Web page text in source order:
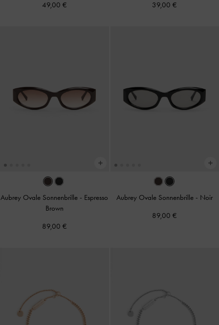
49,00 € 39,00 €
Aubrey Ovale Sonnenbrille - Espresso
Brown
89,00 €
Aubrey Ovale Sonnenbrille - Noir
89,00 €